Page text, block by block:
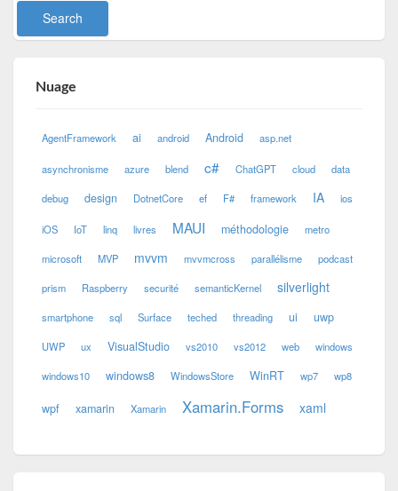
Nuage
AgentFramework ai android Android asp.net
asynchronisme azure blend c# ChatGPT cloud data
debug design DotnetCore ef F# framework IA ios
iOS IoT linq livres MAUI méthodologie metro
microsoft MVP mvvm mvvmcross parallélisme podcast
prism Raspberry securité semanticKernel silverlight
smartphone sql Surface teched threading ui uwp
UWP ux VisualStudio vs2010 vs2012 web windows
windows10 windows8 WindowsStore WinRT wp7 wp8
wpf xamarin Xamarin Xamarin.Forms xaml